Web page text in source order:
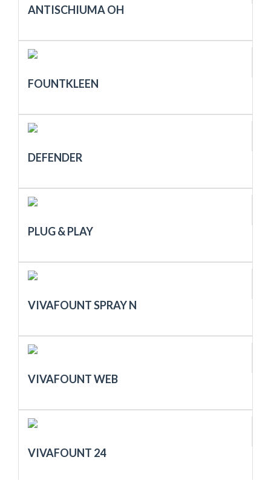
ANTISCHIUMA OH
FOUNTKLEEN
DEFENDER
PLUG & PLAY
VIVAFOUNT SPRAY N
VIVAFOUNT WEB
VIVAFOUNT 24